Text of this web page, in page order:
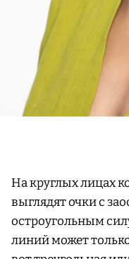
На круглых лицах
выглядят очки с
остроугольным
линий может